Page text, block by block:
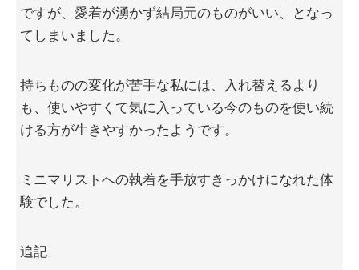
ですが、愛着が湧かず結局元のものがいい、となっ
てしまいました。
持ちものの変化が苦手な私には、入れ替えるより
も、使いやすくて気に入っている今のものを使い続
ける方が生きやすかったようです。
ミニマリストへの執着を手放すきっかけになれた体
験でした。
追記